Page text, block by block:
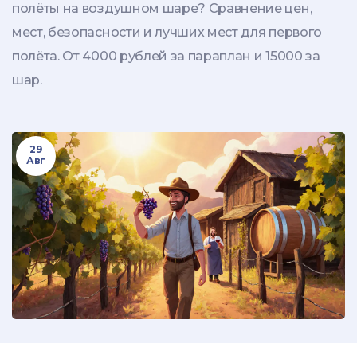
полёты на воздушном шаре? Сравнение цен,
мест, безопасности и лучших мест для первого
полёта. От 4000 рублей за параплан и 15000 за
шар.
29
Авг